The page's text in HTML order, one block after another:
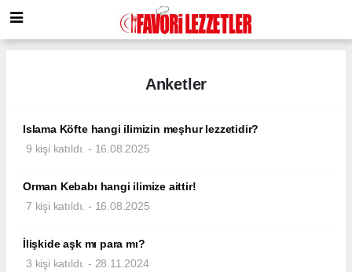
Anketler
Islama Köfte hangi ilimizin meşhur lezzetidir?
9 kişi katıldı. - 16.08.2025
Orman Kebabı hangi ilimize aittir!
7 kişi katıldı. - 16.08.2025
İlişkide aşk mı para mı?
3 kişi katıldı. - 28.11.2024